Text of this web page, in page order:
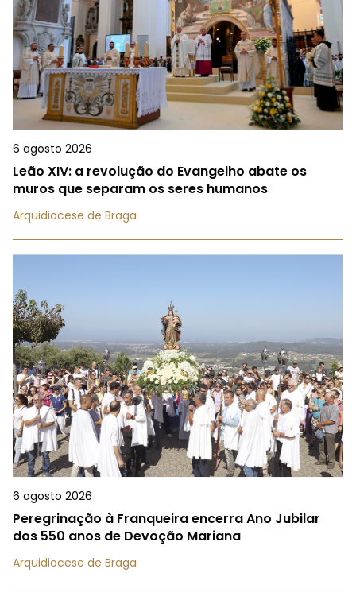
6 agosto 2026
Leão XIV: a revolução do Evangelho abate os
muros que separam os seres humanos
Arquidiocese de Braga
6 agosto 2026
Peregrinação à Franqueira encerra Ano Jubilar
dos 550 anos de Devoção Mariana
Arquidiocese de Braga